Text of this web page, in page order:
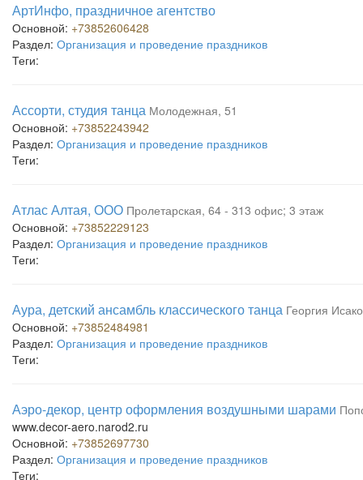
АртИнфо, праздничное агентство
Основной: +73852606428
Раздел: Организация и проведение праздников
Теги:
Ассорти, студия танца Молодежная, 51
Основной: +73852243942
Раздел: Организация и проведение праздников
Теги:
Атлас Алтая, ООО Пролетарская, 64 - 313 офис; 3 этаж
Основной: +73852229123
Раздел: Организация и проведение праздников
Теги:
Аура, детский ансамбль классического танца Георгия
Основной: +73852484981
Раздел: Организация и проведение праздников
Теги:
Аэро-декор, центр оформления воздушными шарами
www.decor-aero.narod2.ru
Основной: +73852697730
Раздел: Организация и проведение праздников
Теги: